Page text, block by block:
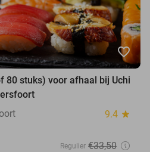
favorite_border
80 stuks) voor afhaal bij Uchi
9.4 star
Regulier €33,50